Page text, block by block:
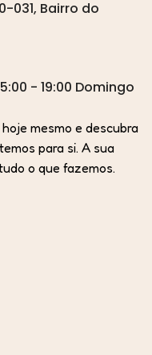
031, Bairro do
- 19:00 Domingo
mesmo e descubra
para si. A sua
o que fazemos.